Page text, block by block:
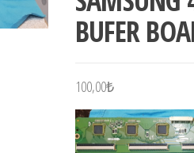
BUFER
100,00₺